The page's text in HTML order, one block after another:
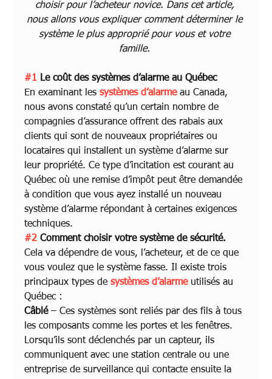
choisir pour l’acheteur novice. Dans cet article,
nous allons vous expliquer comment déterminer le
système le plus approprié pour vous et votre
famille.
#1 Le coût des systèmes d’alarme au Québec
En examinant les systèmes d’alarme au Canada,
nous avons constaté qu’un certain nombre de
compagnies d’assurance offrent des rabais aux
clients qui sont de nouveaux propriétaires ou
locataires qui installent un système d’alarme sur
leur propriété. Ce type d’incitation est courant au
Québec où une remise d’impôt peut être demandée
à condition que vous ayez installé un nouveau
système d’alarme répondant à certaines exigences
techniques.
#2 Comment choisir votre système de sécurité.
Cela va dépendre de vous, l’acheteur, et de ce que
vous voulez que le système fasse. Il existe trois
principaux types de systèmes d’alarme utilisés au
Québec :
Câblé – Ces systèmes sont reliés par des fils à tous
les composants comme les portes et les fenêtres.
Lorsqu’ils sont déclenchés par un capteur, ils
communiquent avec une station centrale ou une
entreprise de surveillance qui contacte ensuite la